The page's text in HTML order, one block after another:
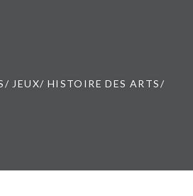
JEUX/ HISTOIRE DES ARTS/